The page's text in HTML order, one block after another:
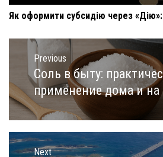
Як оформити субсидію через «Дію»:
Навигация
записям
Previous
Previous
post:
Соль в быту:
применение дома и на
Next